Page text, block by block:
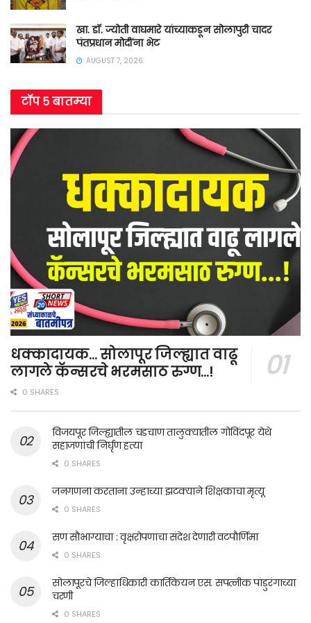
खा. डॉ. ज्योती वाघमारे यांच्याकडून सोलापुरी चादर
पंतप्रधान मोदींना भेट
AUGUST 7, 2026
टॉप ५ बातम्या
धक्कादायक… सोलापूर जिल्ह्यात वाढू
लागले कॅन्सरचे भरमसाठ रुग्ण…!
0 SHARES
विजयपूर जिल्ह्यातील चडचाण तालुक्यातील गोविंदपूर येथे
सहाजणांची निर्घृण हत्या
0 SHARES
जनगणना करताना उन्हाच्या झटक्याने शिक्षकाचा मृत्यू
0 SHARES
सण सौभाग्याचा : वृक्षरोपणाचा संदेश देणारी वटपौर्णिमा
0 SHARES
सोलापूरचे जिल्हाधिकारी कार्तिकेयन एस. सपत्नीक पांडुरंगाच्या
चरणी
0 SHARES